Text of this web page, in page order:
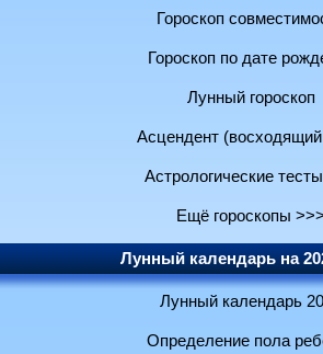
Гороскоп
Гороскоп по дате
Лунный гороскоп
Асцендент (восходящий
Астрологические
Ещё гороскопы >>>
Лунный календарь на
Лунный календарь
Определение пола